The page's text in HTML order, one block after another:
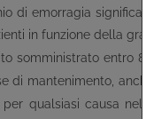
di emorragia
in funzione della
somministrato entro
di mantenimento,
qualsiasi causa